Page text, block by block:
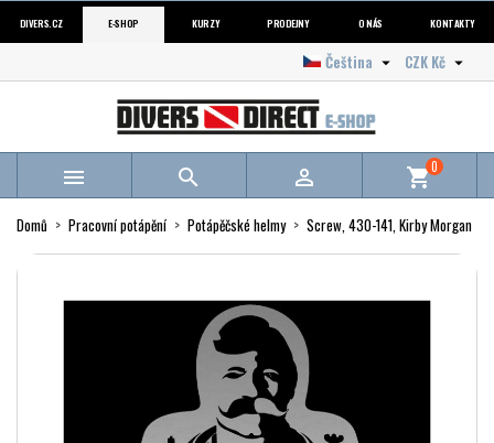
DIVERS.CZ E-SHOP KURZY PRODEJNY O NÁS KONTAKTY
CZK Kč 
Čeština 
   shopping_cart0
Domů Pracovní potápění Potápěčské helmy Screw, 430-141, Kirby Morgan